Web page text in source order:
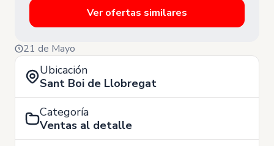
Ver ofertas similares
21 de Mayo
Ubicación
Sant Boi de Llobregat
Categoría
Ventas al detalle